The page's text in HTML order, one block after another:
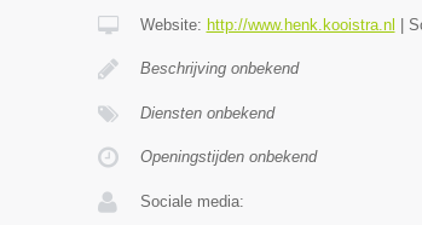
Website: http://www.henk.kooistra.nl
Beschrijving onbekend
Diensten onbekend
Openingstijden onbekend
Sociale media: